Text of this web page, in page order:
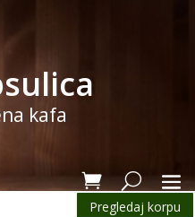
kafa
Pregledaj korpu